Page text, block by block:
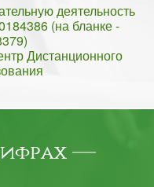
деятельность
(на бланке -
Дистанционного